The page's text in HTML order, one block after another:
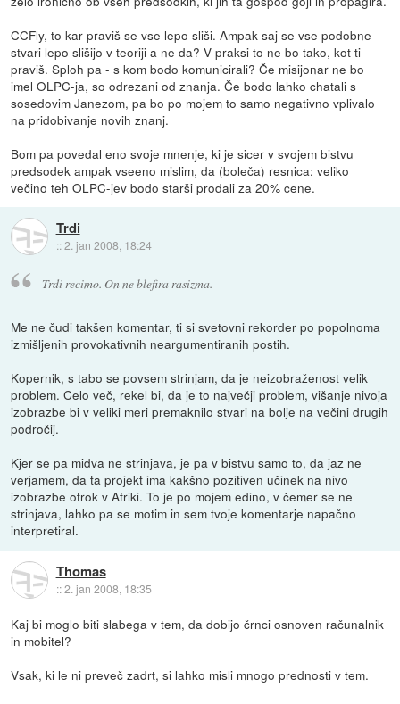
CCFly, to kar praviš se vse lepo sliši. Ampak saj se vse podobne
stvari lepo slišijo v teoriji a ne da? V praksi to ne bo tako, kot ti
praviš. Sploh pa - s kom bodo komunicirali? Če misijonar ne bo
imel OLPC-ja, so odrezani od znanja. Če bodo lahko chatali s
sosedovim Janezom, pa bo po mojem to samo negativno vplivalo
na pridobivanje novih znanj.
Bom pa povedal eno svoje mnenje, ki je sicer v svojem bistvu
predsodek ampak vseeno mislim, da (boleča) resnica: veliko
večino teh OLPC-jev bodo starši prodali za 20% cene.
Trdi
::2. jan 2008, 18:24
Trdi recimo. On ne blefira rasizma.
Me ne čudi takšen komentar, ti si svetovni rekorder po popolnoma
izmišljenih provokativnih neargumentiranih postih.
Kopernik, s tabo se povsem strinjam, da je neizobraženost velik
problem. Celo več, rekel bi, da je to največji problem, višanje nivoja
izobrazbe bi v veliki meri premaknilo stvari na bolje na večini drugih
področij.
Kjer se pa midva ne strinjava, je pa v bistvu samo to, da jaz ne
verjamem, da ta projekt ima kakšno pozitiven učinek na nivo
izobrazbe otrok v Afriki. To je po mojem edino, v čemer se ne
strinjava, lahko pa se motim in sem tvoje komentarje napačno
interpretiral.
Thomas
::2. jan 2008, 18:35
Kaj bi moglo biti slabega v tem, da dobijo črnci osnoven računalnik
in mobitel?
Vsak, ki le ni preveč zadrt, si lahko misli mnogo prednosti v tem.